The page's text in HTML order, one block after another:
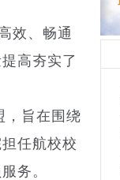
效、畅通
高夯实了
，旨在围绕
任航校校
务。